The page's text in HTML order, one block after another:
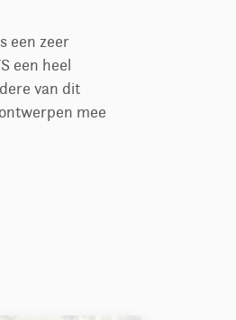
een zeer
een heel
van dit
mee